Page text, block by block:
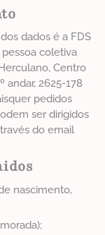
dados é a FDS
coletiva
Centro
andar, 2625-178
pedidos
ser dirigidos
do email
nascimento,